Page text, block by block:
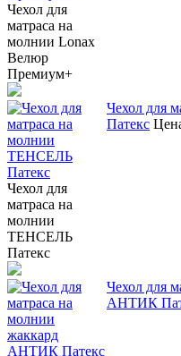
Чехол для
матраса на
молнии Lonax
Велюр
Премиум+
Чехол для
матраса на
молнии
ТЕНСЕЛЬ
Патекс
Чехол для
Патекс
Чехол для
АНТИК